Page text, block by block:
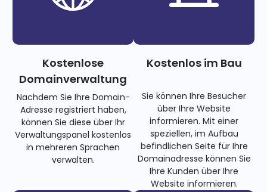
Kostenlose
Domainverwaltung
Nachdem Sie Ihre Domain-
Adresse registriert haben,
können Sie diese über Ihr
Verwaltungspanel kostenlos
in mehreren Sprachen
verwalten.
Kostenlos im Bau
Sie können Ihre Besucher
über Ihre Website
informieren. Mit einer
speziellen, im Aufbau
befindlichen Seite für Ihre
Domainadresse können Sie
Ihre Kunden über Ihre
Website informieren.